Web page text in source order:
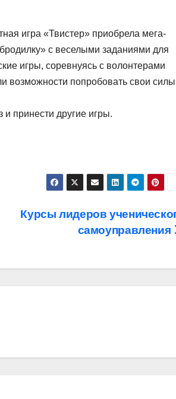
игра «Твистер» приобрела мега-
с веселыми заданиями для
игры, соревнуясь с волонтерами
возможности попробовать свои
принести другие игры.
Курсы лидеров
самоуправления